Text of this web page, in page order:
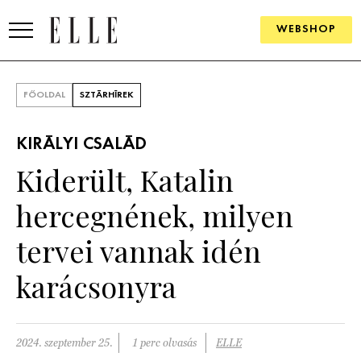
WEBSHOP
SZÉPSÉG
PSZICHÉ
PÁRKAPCSOLAT
FŐOLDAL SZTÁRHÍREK
KIRÁLYI CSALÁD
Kiderült, Katalin
hercegnének, milyen
tervei vannak idén
karácsonyra
2024. szeptember 25. 1 perc olvasás ELLE